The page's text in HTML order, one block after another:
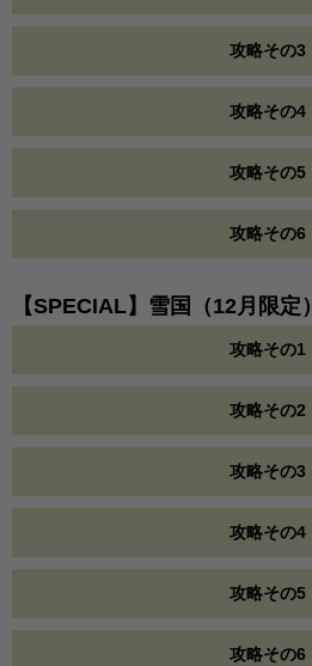
攻略その3
攻略その4
攻略その5
攻略その6
【SPECIAL】雪国（12月限定）
攻略その1
攻略その2
攻略その3
攻略その4
攻略その5
攻略その6